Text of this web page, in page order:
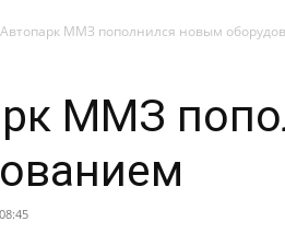
Автопарк ММЗ пополнился новым
ММЗ